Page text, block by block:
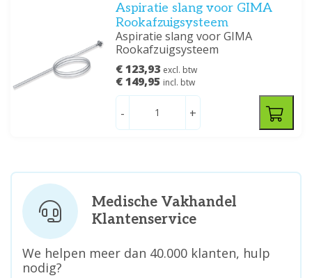
Aspiratie slang voor GIMA
Rookafzuigsysteem
Aspiratie slang voor GIMA
Rookafzuigsysteem
€ 123,93 excl. btw
€ 149,95 incl. btw
- +
Medische Vakhandel
Klantenservice
We helpen meer dan 40.000 klanten, hulp
nodig?